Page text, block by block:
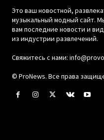
Это ваш новостной,
музыкальный модный сайт.
вам последние новости и
из индустрии развлечений.
Свяжитесь с нами:
© ProNews. Все права